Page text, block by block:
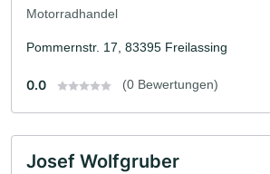
Motorradhandel
Pommernstr. 17, 83395 Freilassing
0.0 (0 Bewertungen)
Josef Wolfgruber